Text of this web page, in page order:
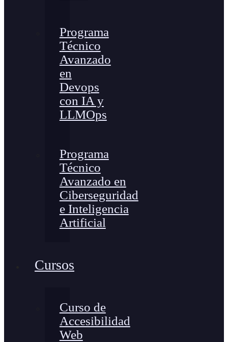
Programa
Técnico
Avanzado
en
Devops
con IA y
LLMOps
Programa
Técnico
Avanzado en
Ciberseguridad
e Inteligencia
Artificial
Cursos
Curso de
Accesibilidad
Web